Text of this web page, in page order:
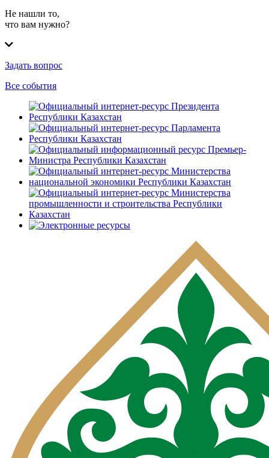
Не нашли то,
что вам нужно?
Задать вопрос
Все события